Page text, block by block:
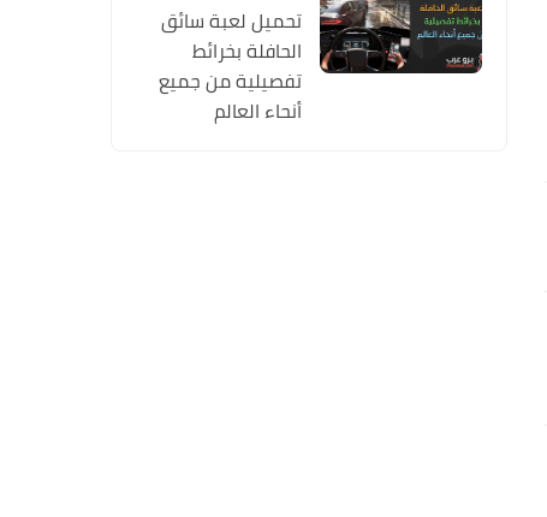
تحميل لعبة سائق
الحافلة بخرائط
تفصيلية من جميع
أنحاء العالم